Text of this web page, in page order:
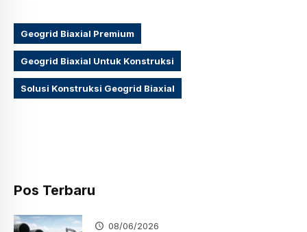
Geogrid Biaxial Premium
Geogrid Biaxial Untuk Konstruksi
Solusi Konstruksi Geogrid Biaxial
Pos Terbaru
08/06/2026